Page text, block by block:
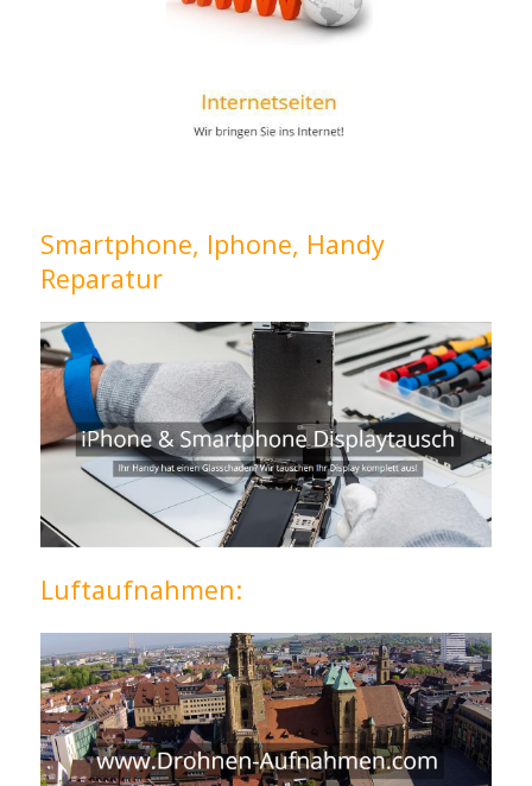
Smartphone, Iphone, Handy
Reparatur
Luftaufnahmen: